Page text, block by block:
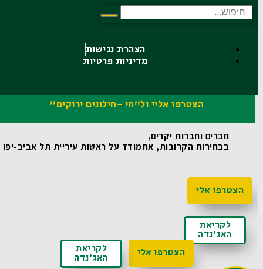
הצהרת נגישות
מדיניות פרטיות
הצטרפו אליי ול"חי -חילונים ירוקים"
חברים וחברות יקרים,
בבחירות הקרובות, אתמודד על ראשות עיריית תל אביב-יפו
הצטרפו אלי
לקריאת
האג'נדה
הצטרפו אלי
לקריאת
האג'נדה